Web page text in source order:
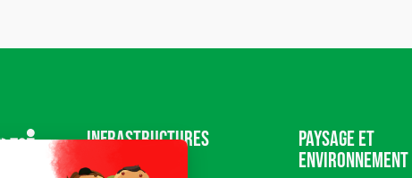
Infrastructures
sportives
Paysage et
environnement